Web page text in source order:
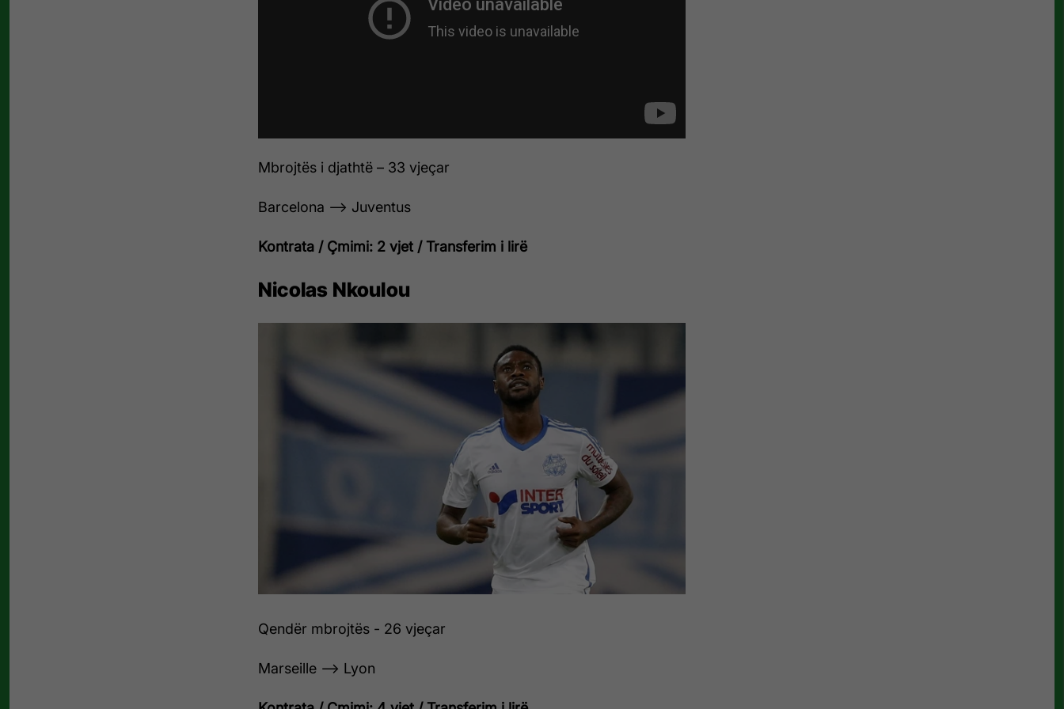
Mbrojtës i djathtë – 33 vjeçar
Barcelona —> Juventus
Kontrata / Çmimi: 2 vjet / Transferim i lirë
Nicolas Nkoulou
Qendër mbrojtës - 26 vjeçar
Marseille —> Lyon